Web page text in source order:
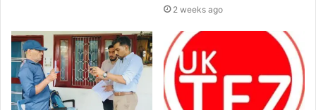
2 weeks ago